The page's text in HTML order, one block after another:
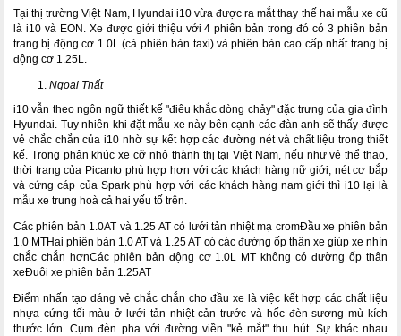
Tại thị trường Việt Nam, Hyundai i10 vừa được ra mắt thay thế hai mẫu xe cũ
là i10 và EON. Xe được giới thiệu với 4 phiên bản trong đó có 3 phiên bản
trang bị động cơ 1.0L (cả phiên bản taxi) và phiên bản cao cấp nhất trang bị
động cơ 1.25L.
Ngoại Thất
i10 vẫn theo ngôn ngữ thiết kế "điêu khắc dòng chảy" đặc trưng của gia đình
Hyundai. Tuy nhiên khi đặt mẫu xe này bên cạnh các đàn anh sẽ thấy được
vẻ chắc chắn của i10 nhờ sự kết hợp các đường nét và chất liệu trong thiết
kế. Trong phân khúc xe cỡ nhỏ thành thị tại Việt Nam, nếu như vẻ thể thao,
thời trang của Picanto phù hợp hơn với các khách hàng nữ giới, nét cơ bắp
và cứng cáp của Spark phù hợp với các khách hàng nam giới thì i10 lại là
mẫu xe trung hoà cả hai yếu tố trên.
Các phiên bản 1.0AT và 1.25 AT có lưới tản nhiệt mạ cromĐầu xe phiên bản
1.0 MTHai phiên bản 1.0 AT và 1.25 AT có các đường ốp thân xe giúp xe nhìn
chắc chắn hơnCác phiên bản động cơ 1.0L MT không có đường ốp thân
xeĐuôi xe phiên bản 1.25AT
Điểm nhấn tạo dáng vẻ chắc chắn cho đầu xe là việc kết hợp các chất liệu
nhựa cứng tối màu ở lưới tản nhiệt cản trước và hốc đèn sương mù kích
thước lớn. Cụm đèn pha với đường viền "kẻ mắt" thu hút. Sự khác nhau